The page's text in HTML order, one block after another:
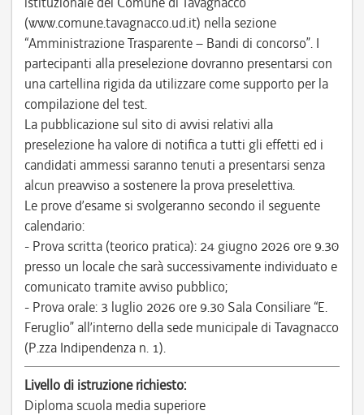
(www.comune.tavagnacco.ud.it) nella sezione
“Amministrazione Trasparente – Bandi di concorso”. I
partecipanti alla preselezione dovranno presentarsi con
una cartellina rigida da utilizzare come supporto per la
compilazione del test.
La pubblicazione sul sito di avvisi relativi alla
preselezione ha valore di notifica a tutti gli effetti ed i
candidati ammessi saranno tenuti a presentarsi senza
alcun preavviso a sostenere la prova preselettiva.
Le prove d’esame si svolgeranno secondo il seguente
calendario:
- Prova scritta (teorico pratica): 24 giugno 2026 ore 9.30
presso un locale che sarà successivamente individuato e
comunicato tramite avviso pubblico;
- Prova orale: 3 luglio 2026 ore 9.30 Sala Consiliare “E.
Feruglio” all’interno della sede municipale di Tavagnacco
(P.zza Indipendenza n. 1).
Livello di istruzione richiesto:
Diploma scuola media superiore